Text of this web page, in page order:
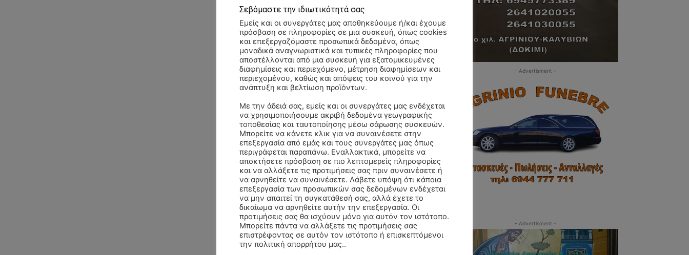
- Advertisment -
- Advertisment -
Σεβόμαστε την ιδιωτικότητά σας
Εμείς και οι συνεργάτες μας αποθηκεύουμε ή/και έχουμε
πρόσβαση σε πληροφορίες σε μια συσκευή, όπως cookies
και επεξεργαζόμαστε προσωπικά δεδομένα, όπως
μοναδικά αναγνωριστικά και τυπικές πληροφορίες που
αποστέλλονται από μια συσκευή για εξατομικευμένες
διαφημίσεις και περιεχόμενο, μέτρηση διαφημίσεων και
περιεχομένου, καθώς και απόψεις του κοινού για την
ανάπτυξη και βελτίωση προϊόντων.
Με την άδειά σας, εμείς και οι συνεργάτες μας ενδέχεται
να χρησιμοποιήσουμε ακριβή δεδομένα γεωγραφικής
τοποθεσίας και ταυτοποίησης μέσω σάρωσης συσκευών.
Μπορείτε να κάνετε κλικ για να συναινέσετε στην
επεξεργασία από εμάς και τους συνεργάτες μας όπως
περιγράφεται παραπάνω. Εναλλακτικά, μπορείτε να
αποκτήσετε πρόσβαση σε πιο λεπτομερείς πληροφορίες
και να αλλάξετε τις προτιμήσεις σας πριν συναινέσετε ή
να αρνηθείτε να συναινέσετε. Λάβετε υπόψη ότι κάποια
επεξεργασία των προσωπικών σας δεδομένων ενδέχεται
να μην απαιτεί τη συγκατάθεσή σας, αλλά έχετε το
δικαίωμα να αρνηθείτε αυτήν την επεξεργασία. Οι
προτιμήσεις σας θα ισχύουν μόνο για αυτόν τον ιστότοπο.
Μπορείτε πάντα να αλλάξετε τις προτιμήσεις σας
επιστρέφοντας σε αυτόν τον ιστότοπο ή επισκεπτόμενοι
την πολιτική απορρήτου μας..